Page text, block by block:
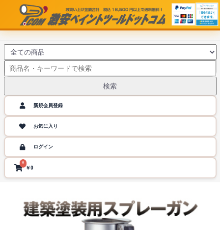
検索
新規会員登録
お気に入り
ログイン
0
￥0